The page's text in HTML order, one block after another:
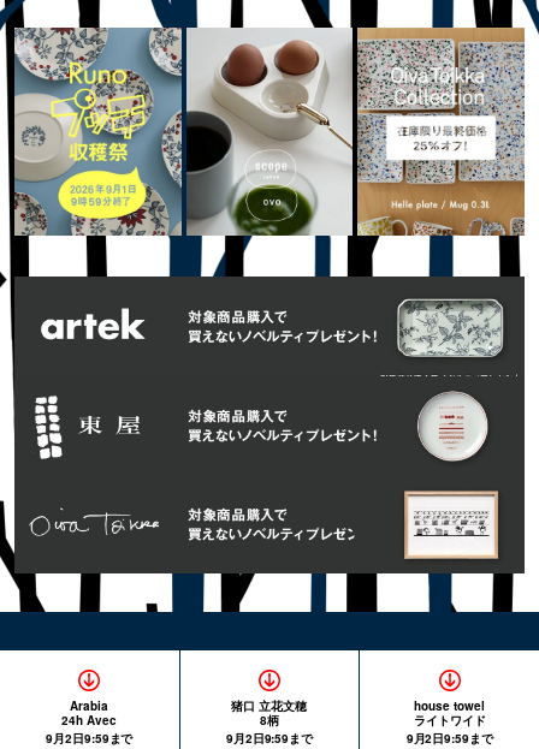
Arabia
24h Avec
9月2日9:59まで
猪口 立花文穂
8柄
9月2日9:59まで
house towel
ライトワイド
9月2日9:59まで